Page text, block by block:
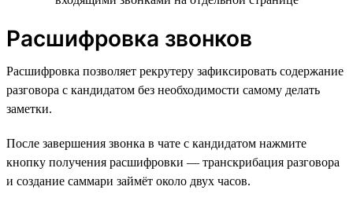
Расшифровка звонков
Расшифровка позволяет рекрутеру зафиксировать содержание
разговора с кандидатом без необходимости самому делать
заметки.
После завершения звонка в чате с кандидатом нажмите
кнопку получения расшифровки — транскрибация разговора
и создание саммари займёт около двух часов.